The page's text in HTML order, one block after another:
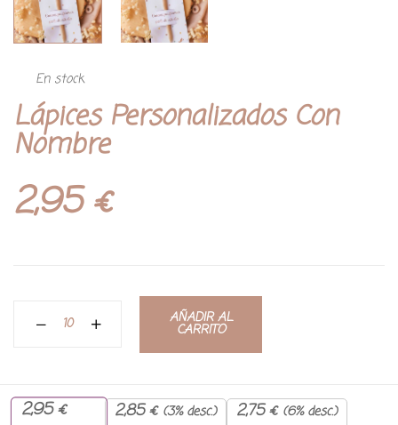
En stock
Lápices Personalizados Con
Nombre
2,95€
AÑADIR AL
CARRITO
2,95€ 2,85€ (3% desc.) 2,75€ (6% desc.)